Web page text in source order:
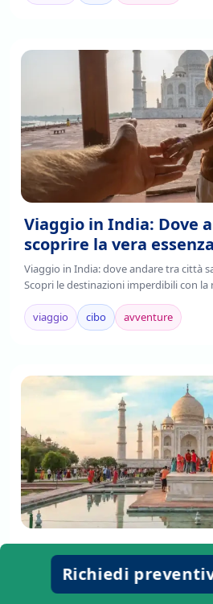
Viaggio in India: Dove
scoprire la vera
Viaggio in India: dove andare tra città
Scopri le destinazioni imperdibili con
viaggio cibo avventure
Cosa fare e cosa
Ecco cosa fare in India per vivere al
spiritualità, avventura e relax tutto in
Richiedi